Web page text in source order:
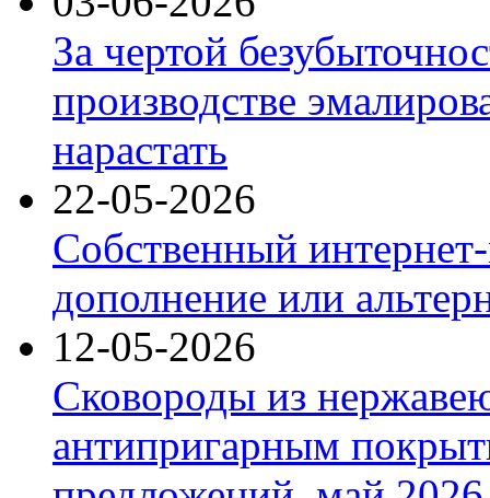
За чертой
производстве
нарастать
22-05-2026
Собственный
дополнение или
12-05-2026
Сковороды из
антипригарным